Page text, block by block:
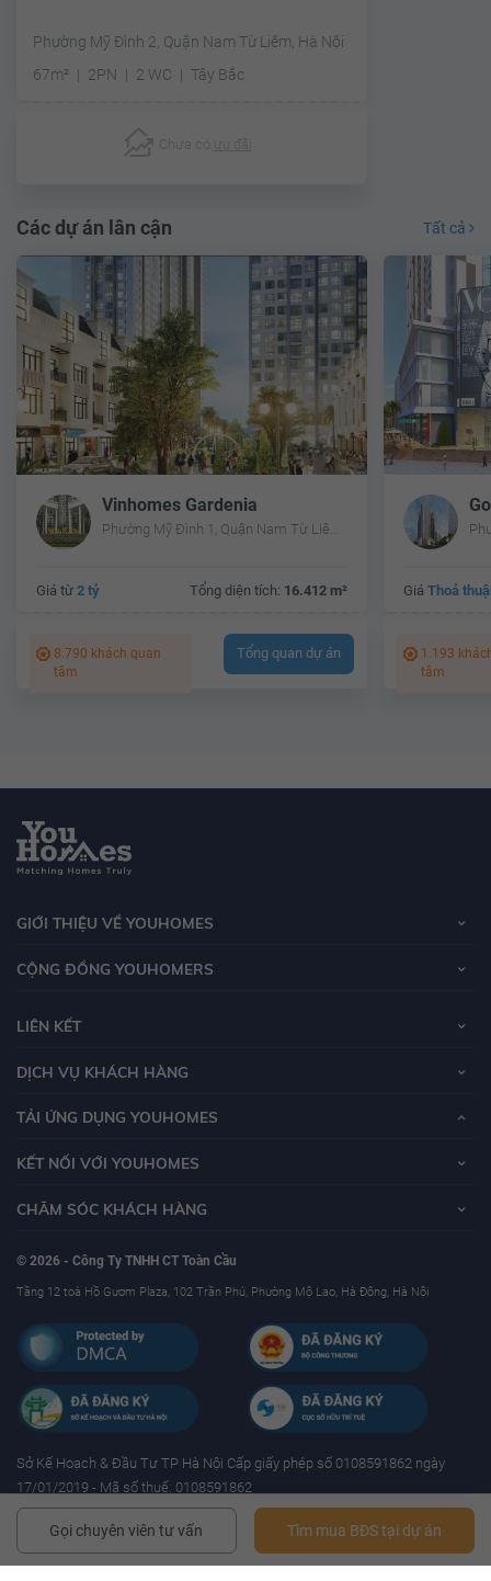
Phường Mỹ Đình 2, Quận Nam Từ Liêm, Hà Nội
67m²
2PN 2 WC Tây Bắc
Chưa có ưu đãi
Các dự án lân cận Tất cả
Vinhomes Gardenia
Giá từ 2 tỷ Tổng diện tích: 16.412 m²
8.790 khách quan
tâm
Tổng quan dự án
Giá Thoả
1.193
tâm
Gọi chuyên viên tư vấn Tìm mua BĐS tại dự án
GIỚI THIỆU VỀ YOUHOMES
CỘNG ĐỒNG YOUHOMERS
LIÊN KẾT
DỊCH VỤ KHÁCH HÀNG
TẢI ỨNG DỤNG YOUHOMES
KẾT NỐI VỚI YOUHOMES
CHĂM SÓC KHÁCH HÀNG
© 2026 - Công Ty TNHH CT Toàn Cầu
Tầng 12 toà Hồ Gươm Plaza, 102 Trần Phú, Phường Mộ Lao, Hà Đông, Hà Nội
Sở Kế Hoạch & Ðầu Tư TP Hà Nội Cấp giấy phép số 0108591862 ngày
17/01/2019 - Mã số thuế: 0108591862